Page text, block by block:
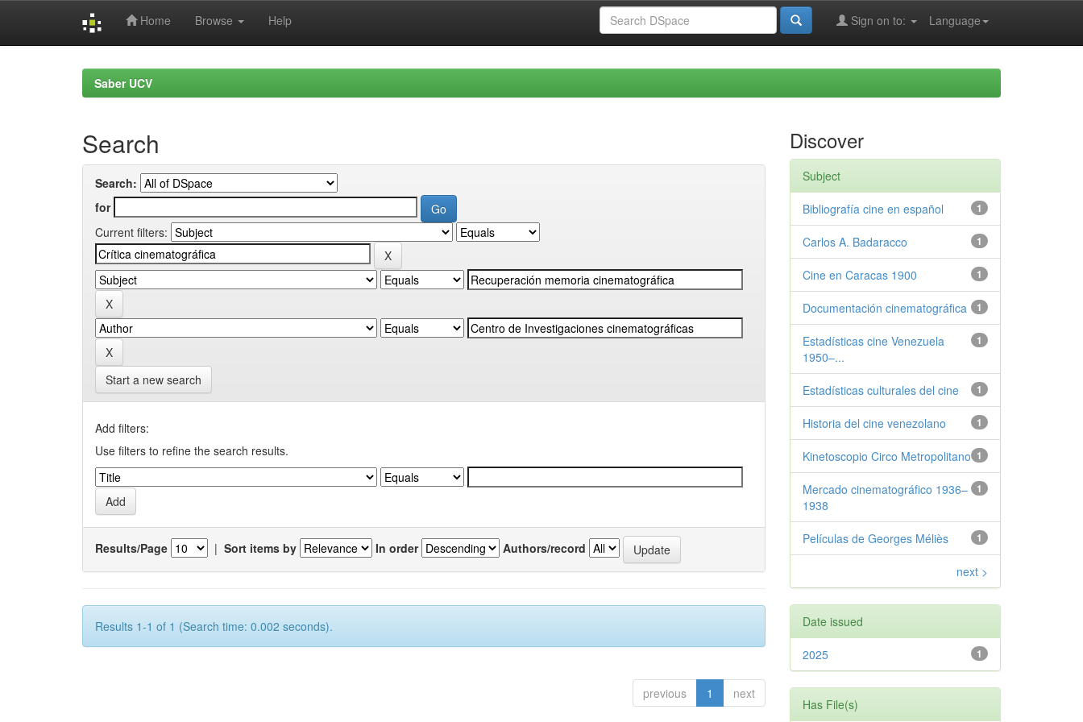
Home Browse Help Language
Sign on to:
Saber UCV
Search
Search:
for
Current filters:
Start a new search
Add filters:
Use filters to refine the search results.
Results/Page | Sort items by In order Authors/record
Results 1-1 of 1 (Search time: 0.002 seconds).
previous 1 next
Discover
Subject
1
Bibliografía cine en español
1
Carlos A. Badaracco
1
Cine en Caracas 1900
1
Documentación cinematográfica
1
Estadísticas cine Venezuela
1950–...
1
Estadísticas culturales del cine
1
Historia del cine venezolano
1
Kinetoscopio Circo Metropolitano
1
Mercado cinematográfico 1936–
1938
1
Películas de Georges Méliès
next >
Date issued
1
2025
Has File(s)